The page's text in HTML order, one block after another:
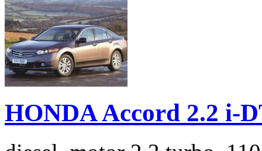
HONDA Accord 2.2 i-